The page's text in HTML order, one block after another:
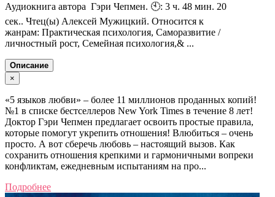
Аудиокнига автора Гэри Чепмен. 🕙: 3 ч. 48 мин. 20
сек.. Чтец(ы) Алексей Мужицкий. Относится к
жанрам: Практическая психология, Саморазвитие /
личностный рост, Семейная психология,& ...
Описание
×
«5 языков любви» – более 11 миллионов проданных копий!
№1 в списке бестселлеров New York Times в течение 8 лет!
Доктор Гэри Чепмен предлагает освоить простые правила,
которые помогут укрепить отношения! Влюбиться – очень
просто. А вот сберечь любовь – настоящий вызов. Как
сохранить отношения крепкими и гармоничными вопреки
конфликтам, ежедневным испытаниям на про...
Подробнее